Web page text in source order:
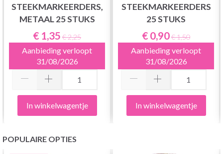
STEEKMARKEERDERS,
METAAL 25 STUKS
€ 1,35 € 2,25
Aanbieding verloopt
31/08/2026
In winkelwagentje
STEEKMARKEERDERS
25 STUKS
€ 0,90€ 1,50
Aanbieding verloopt
31/08/2026
In winkelwagentje
POPULAIRE OPTIES